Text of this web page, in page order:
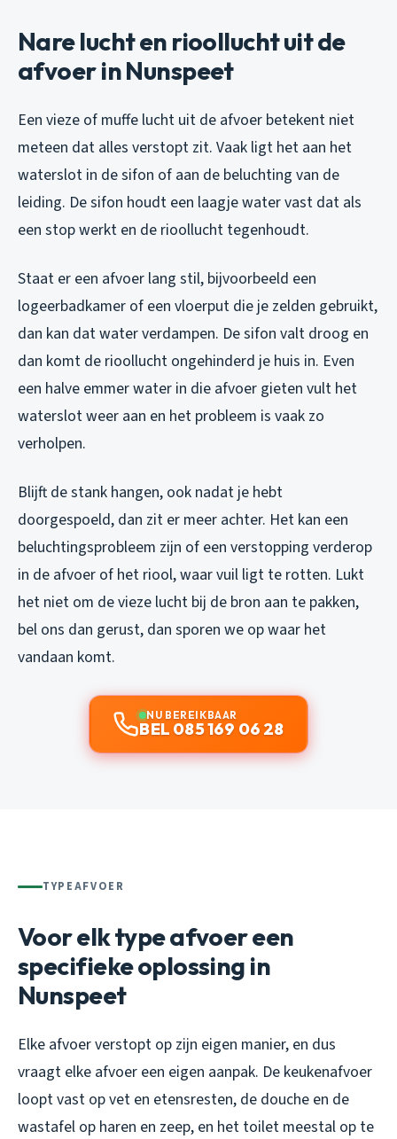
Nare lucht en rioollucht uit de
afvoer in Nunspeet
Een vieze of muffe lucht uit de afvoer betekent niet
meteen dat alles verstopt zit. Vaak ligt het aan het
waterslot in de sifon of aan de beluchting van de
leiding. De sifon houdt een laagje water vast dat als
een stop werkt en de rioollucht tegenhoudt.
Staat er een afvoer lang stil, bijvoorbeeld een
logeerbadkamer of een vloerput die je zelden gebruikt,
dan kan dat water verdampen. De sifon valt droog en
dan komt de rioollucht ongehinderd je huis in. Even
een halve emmer water in die afvoer gieten vult het
waterslot weer aan en het probleem is vaak zo
verholpen.
Blijft de stank hangen, ook nadat je hebt
doorgespoeld, dan zit er meer achter. Het kan een
beluchtingsprobleem zijn of een verstopping verderop
in de afvoer of het riool, waar vuil ligt te rotten. Lukt
het niet om de vieze lucht bij de bron aan te pakken,
bel ons dan gerust, dan sporen we op waar het
vandaan komt.
NU BEREIKBAAR
BEL 085 169 06 28
TYPEAFVOER
Voor elk type afvoer een
specifieke oplossing in
Nunspeet
Elke afvoer verstopt op zijn eigen manier, en dus
vraagt elke afvoer een eigen aanpak. De keukenafvoer
loopt vast op vet en etensresten, de douche en de
wastafel op haren en zeep, en het toilet meestal op te